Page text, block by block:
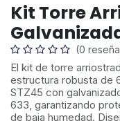
Kit Torre
(0
El kit de torre
estructura robusta de
STZ45 con
633, garantizando
de baja humedad.